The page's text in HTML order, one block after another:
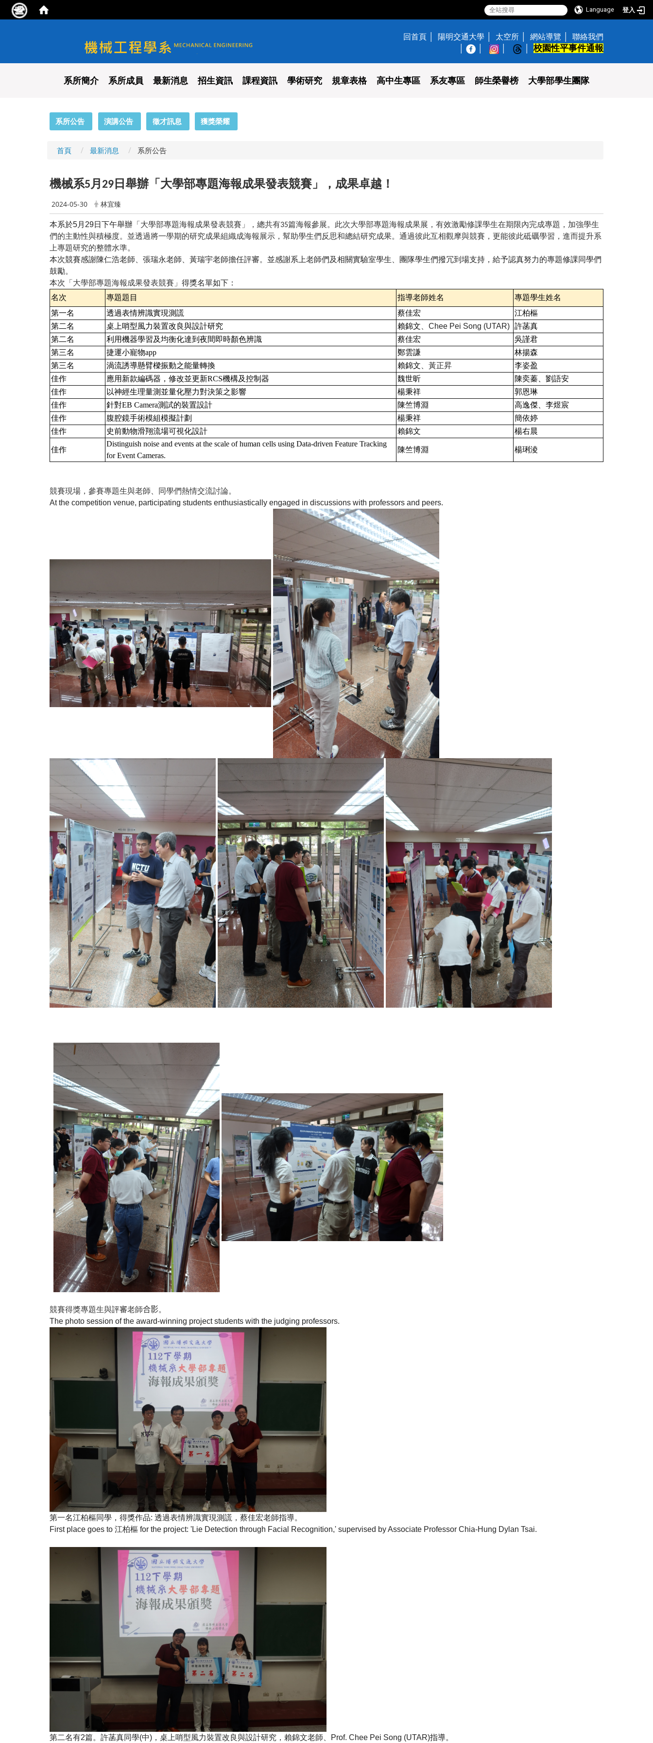
Language 登入
國立陽明交通大學 機械工程學系
回首頁 陽明交通大學 太空所 網站導覽
聯絡我們
校園性平事件通報
系所簡介 系所成員 最新消息 招生資訊 課程資訊 學術研究 規章表格 高中生專區 系友專區 師生榮譽榜 大學部學生團隊
系所公告 演講公告 徵才訊息 獲獎榮耀
首頁 最新消息 系所公告
機械系5 月 29 日舉辦「大學部專題海報成果發表競賽」，成果卓越 ！
2024-05-30 林宜臻
本系於5月 29日下午舉辦 「大學部專題海報成果發表競賽」，總共有35篇海報參展。此次大學部專題海報成果展，有效激勵修課學生在期限內完成專題，加強學生
們的主動性與積極度。並透過將一學期的研究成果組織成海報展示，幫助學生們反思和總結研究成果。通過彼此互相觀摩與競賽，更能彼此砥礪學習，進而提升系
上專題研究的整體水準。
本次競賽感謝陳仁浩老師、張瑞永老師、黃瑞宇老師擔任評審。 並感謝系上老師們及相關實驗室學生、團隊學生們撥冗到場支持，給予認真努力的專題修課同學們
鼓勵。
本次 「大學部專題海報成果發表競賽」 得獎名單如下 ：
名次
專題題目 指導老師姓名
專題學生姓名
第一名
透過表情辨識實現測謊 蔡佳宏
江柏樞
第二名
桌上哨型風力裝置改良與設計研究 賴錦文 Chee Pei Song (UTAR) 許菡真
第二名
利用機器學習及均衡化達到夜間即時顏色辨識 蔡佳宏
吳謹君
第三名
捷運小寵物app 鄭雲謙
林揚森
第三名
渦流誘導懸臂樑振動之能量轉換 賴錦文 、黃正昇
李姿盈
佳作
應用新款編碼器，修改並更新RCS機構及控制器 魏世昕
陳奕蓁、劉語安
佳作
以神經生理量測並量化壓力對決策之影響 楊秉祥
郭恩琳
佳作
針對EB Camera測試的裝置設計 陳竺博淵
高逸傑、李煜宸
佳作
腹腔鏡手術模組模擬計劃 楊秉祥
簡依婷
佳作
史前動物滑翔流場可視化設計 賴錦文 楊右晨
佳作
Distinguish noise and events at the scale of human cells using Data-driven Feature Tracking
for Event Cameras.
陳竺博淵 楊琍淩
競賽現場，參賽專題生與老師
同學們熱情交流討論。
At the competition venue, participating students enthusiastically engaged in discussions with professors and peers.
競賽得獎專題生與評審老師合影。
The photo session of the award-winning project students with the judging professors.
第一名江柏樞同學，得獎作品: 透過表情辨識實現測謊，蔡佳宏老師指導。
First place goes to 江柏樞 for the project: 'Lie Detection through Facial Recognition,' supervised by Associate Professor Chia-Hung Dylan Tsai.
第二名有2篇。許菡真同學(中) ，桌上哨型風力裝置改良與設計研究，賴錦文老師、 Prof. Chee Pei Song (UTAR)指導。